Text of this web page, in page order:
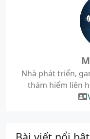
Nhà phát triển,
thám hiểm liên